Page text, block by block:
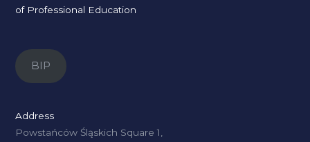
of Professional Education
BIP
Address
Powstańców Śląskich Square 1,